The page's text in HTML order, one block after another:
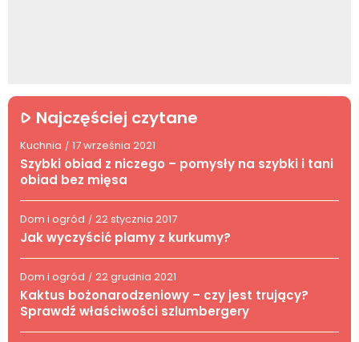
Najczęściej czytane
Kuchnia / 17 września 2021
Szybki obiad z niczego – pomysły na szybki i tani
obiad bez mięsa
Dom i ogród / 22 stycznia 2017
Jak wyczyścić plamy z kurkumy?
Dom i ogród / 22 grudnia 2021
Kaktus bożonarodzeniowy – czy jest trujący?
Sprawdź właściwości szlumbergery